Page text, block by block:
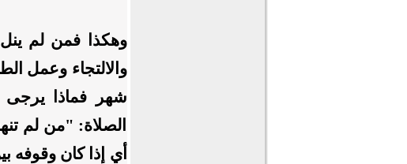
وهكذا فمن لم ينل
والالتجاء وعمل
شهر فماذا يرجى
الصلاة: "من لم
أي إذا كان وقوفه